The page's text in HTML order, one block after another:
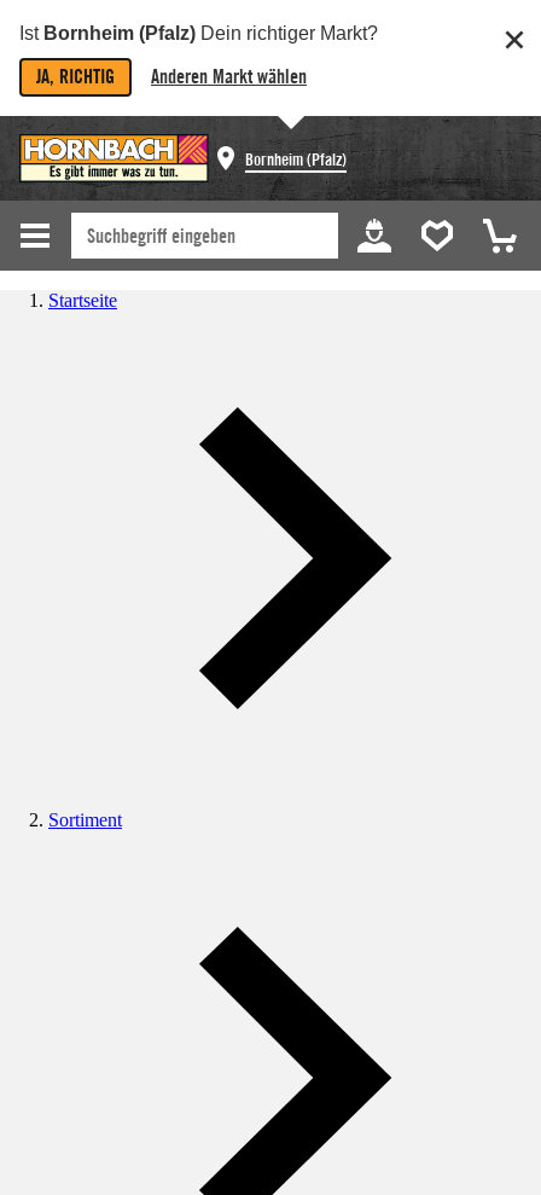
Ist Bornheim (Pfalz) Dein richtiger Markt?
JA, RICHTIG Anderen Markt wählen
Bornheim (Pfalz)
Startseite
Sortiment